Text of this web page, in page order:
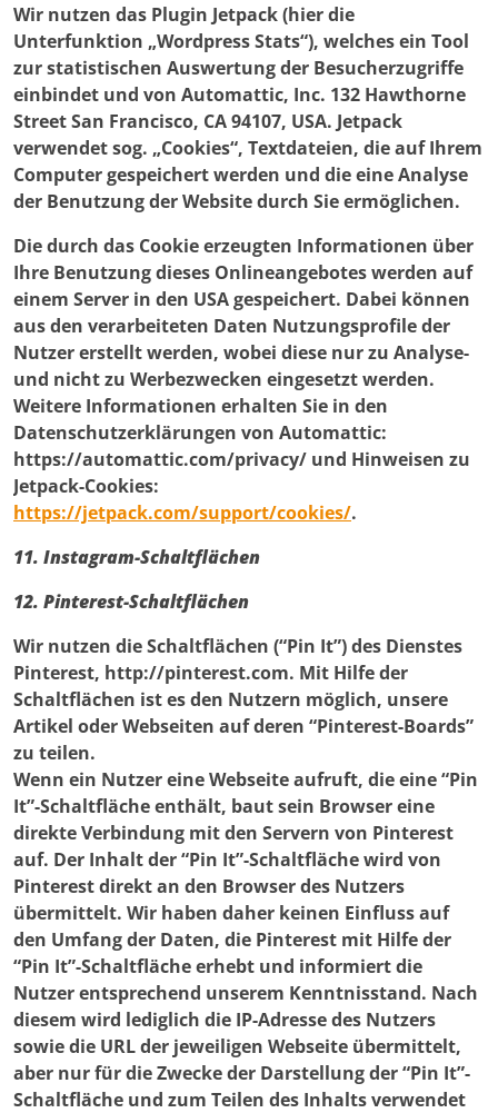
Wir nutzen das Plugin Jetpack (hier die
Unterfunktion „Wordpress Stats“), welches ein Tool
zur statistischen Auswertung der Besucherzugriffe
einbindet und von Automattic, Inc. 132 Hawthorne
Street San Francisco, CA 94107, USA. Jetpack
verwendet sog. „Cookies“, Textdateien, die auf Ihrem
Computer gespeichert werden und die eine Analyse
der Benutzung der Website durch Sie ermöglichen.
Die durch das Cookie erzeugten Informationen über
Ihre Benutzung dieses Onlineangebotes werden auf
einem Server in den USA gespeichert. Dabei können
aus den verarbeiteten Daten Nutzungsprofile der
Nutzer erstellt werden, wobei diese nur zu Analyse-
und nicht zu Werbezwecken eingesetzt werden.
Weitere Informationen erhalten Sie in den
Datenschutzerklärungen von Automattic:
https://automattic.com/privacy/ und Hinweisen zu
Jetpack-Cookies:
https://jetpack.com/support/cookies/.
11. Instagram-Schaltflächen
12. Pinterest-Schaltflächen
Wir nutzen die Schaltflächen (“Pin It”) des Dienstes
Pinterest, http://pinterest.com. Mit Hilfe der
Schaltflächen ist es den Nutzern möglich, unsere
Artikel oder Webseiten auf deren “Pinterest-Boards”
zu teilen.
Wenn ein Nutzer eine Webseite aufruft, die eine “Pin
It”-Schaltfläche enthält, baut sein Browser eine
direkte Verbindung mit den Servern von Pinterest
auf. Der Inhalt der “Pin It”-Schaltfläche wird von
Pinterest direkt an den Browser des Nutzers
übermittelt. Wir haben daher keinen Einfluss auf
den Umfang der Daten, die Pinterest mit Hilfe der
“Pin It”-Schaltfläche erhebt und informiert die
Nutzer entsprechend unserem Kenntnisstand. Nach
diesem wird lediglich die IP-Adresse des Nutzers
sowie die URL der jeweiligen Webseite übermittelt,
aber nur für die Zwecke der Darstellung der “Pin It”-
Schaltfläche und zum Teilen des Inhalts verwendet